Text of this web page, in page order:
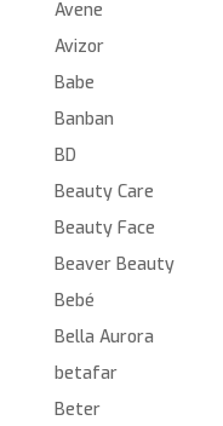
Avene
Avizor
Babe
Banban
BD
Beauty Care
Beauty Face
Beaver Beauty
Bebé
Bella Aurora
betafar
Beter